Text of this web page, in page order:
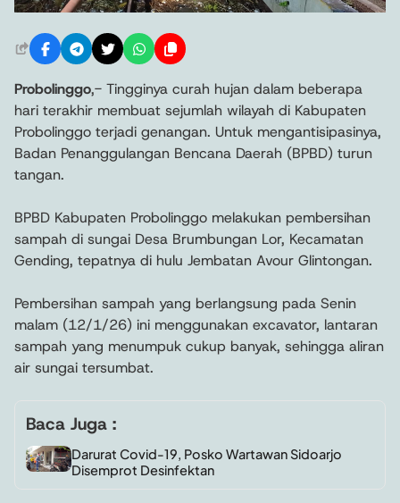
Probolinggo,- Tingginya curah hujan dalam beberapa
hari terakhir membuat sejumlah wilayah di Kabupaten
Probolinggo terjadi genangan. Untuk mengantisipasinya,
Badan Penanggulangan Bencana Daerah (BPBD) turun
tangan.
BPBD Kabupaten Probolinggo melakukan pembersihan
sampah di sungai Desa Brumbungan Lor, Kecamatan
Gending, tepatnya di hulu Jembatan Avour Glintongan.
Pembersihan sampah yang berlangsung pada Senin
malam (12/1/26) ini menggunakan excavator, lantaran
sampah yang menumpuk cukup banyak, sehingga aliran
air sungai tersumbat.
Baca Juga :
Darurat Covid-19, Posko Wartawan Sidoarjo
Disemprot Desinfektan